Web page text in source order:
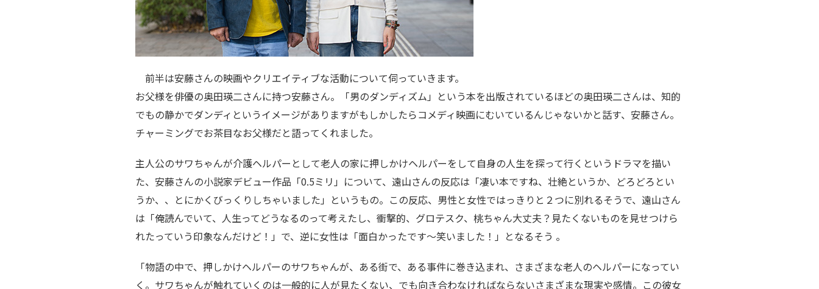
前半は安藤さんの映画やクリエイティブな活動について伺っていきます。
お父様を俳優の奥田瑛二さんに持つ安藤さん。「男のダンディズム」という本を出版されているほどの奥田瑛二さんは、知的
でもの静かでダンディというイメージがありますがもしかしたらコメディ映画にむいているんじゃないかと話す、安藤さん。
チャーミングでお茶目なお父様だと語ってくれました。
主人公のサワちゃんが介護ヘルパーとして老人の家に押しかけヘルパーをして自身の人生を探って行くというドラマを描い
た、安藤さんの小説家デビュー作品「0.5ミリ」について、遠山さんの反応は「凄い本ですね、壮絶というか、どろどろとい
うか、、とにかくびっくりしちゃいました」というもの。この反応、男性と女性ではっきりと２つに別れるそうで、遠山さん
は「俺読んでいて、人生ってどうなるのって考えたし、衝撃的、グロテスク、桃ちゃん大丈夫？見たくないものを見せつけら
れたっていう印象なんだけど！」で、逆に女性は「面白かったです～笑いました！」となるそう 。
「物語の中で、押しかけヘルパーのサワちゃんが、ある街で、ある事件に巻き込まれ、さまざまな老人のヘルパーになってい
く。サワちゃんが触れていくのは一般的に人が見たくない、でも向き合わなければならないさまざまな現実や感情。この彼女